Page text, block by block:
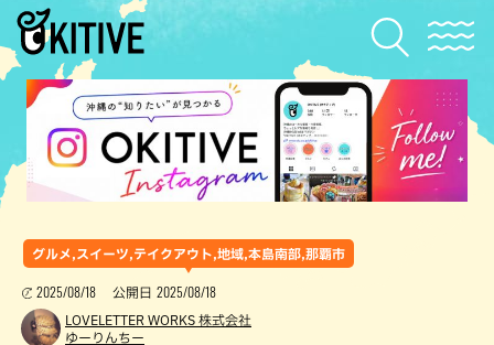
グルメ,スイーツ,テイクアウト,地域,本島南部,那覇市
2025/08/18 公開日 2025/08/18
LOVELETTER WORKS 株式会社
ゆーりんちー